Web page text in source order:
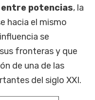
potencias, la
hacia el mismo
se
fronteras y que
de una de las
del siglo XXI.